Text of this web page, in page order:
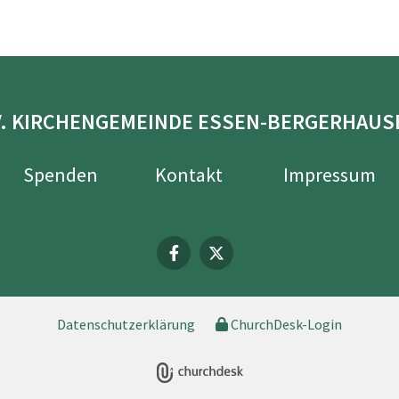
KIRCHENGEMEINDE ESSEN-
Spenden Kontakt Impressum
Datenschutzerklärung ChurchDesk-Login